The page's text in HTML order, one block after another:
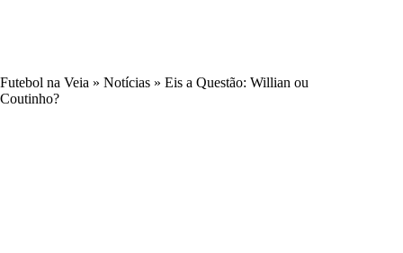
Futebol na Veia » Notícias » Eis a Questão: Willian ou
Coutinho?